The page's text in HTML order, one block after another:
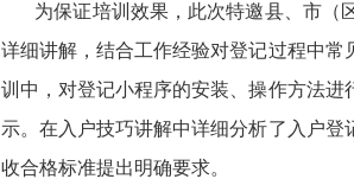
为保证培训效果，此次特邀县、市（
详细讲解，结合工作经验对登记过程中
训中，对登记小程序的安装、操作方法
示。在入户技巧讲解中详细分析了入户
收合格标准提出明确要求。